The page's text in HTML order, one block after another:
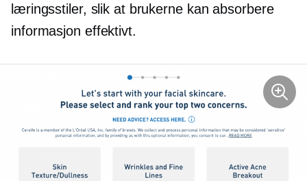
læringsstiler, slik at brukerne kan absorbere
informasjon effektivt.